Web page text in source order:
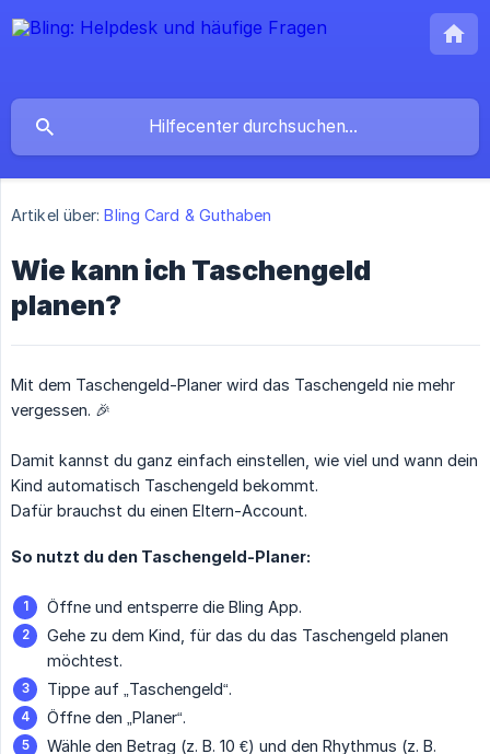
Artikel über: Bling Card & Guthaben
Wie kann ich Taschengeld
planen?
Mit dem Taschengeld-Planer wird das Taschengeld nie mehr
vergessen. 🎉
Damit kannst du ganz einfach einstellen, wie viel und wann dein
Kind automatisch Taschengeld bekommt.
Dafür brauchst du einen Eltern-Account.
So nutzt du den Taschengeld-Planer:
Öffne und entsperre die Bling App.
Gehe zu dem Kind, für das du das Taschengeld planen
möchtest.
Tippe auf „Taschengeld“.
Öffne den „Planer“.
Wähle den Betrag (z. B. 10 €) und den Rhythmus (z. B.